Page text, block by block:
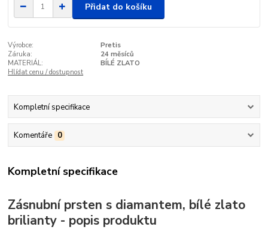
Přidat do košíku
Výrobce:
Pretis
Záruka:
24 měsíců
MATERIÁL:
BÍLÉ ZLATO
Hlídat cenu / dostupnost
Kompletní specifikace
Komentáře 0
Kompletní specifikace
Zásnubní prsten s diamantem, bílé zlato
brilianty - popis produktu